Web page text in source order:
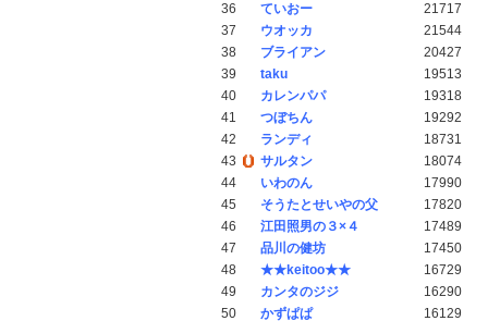
36
ていおー
21717
37
ウオッカ
21544
38
ブライアン
20427
39
taku
19513
40
カレンパパ
19318
41
つぼちん
19292
42
ランディ
18731
43
サルタン
18074
44
いわのん
17990
45
そうたとせいやの父
17820
46
江田照男の３×４
17489
47
品川の健坊
17450
48
★★keitoo★★
16729
49
カンタのジジ
16290
50
かずぱぱ
16129